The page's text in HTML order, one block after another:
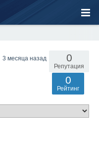
3 месяца назад 0
Репутация
0
Рейтинг